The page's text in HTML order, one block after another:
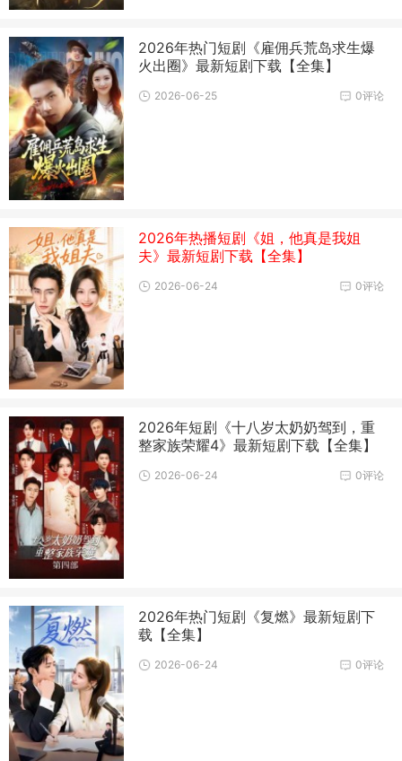
2026年热门短剧《雇佣兵荒岛求生爆
火出圈》最新短剧下载【全集】
0评论
2026-06-25
2026年热播短剧《姐，他真是我姐
夫》最新短剧下载【全集】
0评论
2026-06-24
2026年短剧《十八岁太奶奶驾到，重
整家族荣耀4》最新短剧下载【全集】
0评论
2026-06-24
2026年热门短剧《复燃》最新短剧下
载【全集】
0评论
2026-06-24